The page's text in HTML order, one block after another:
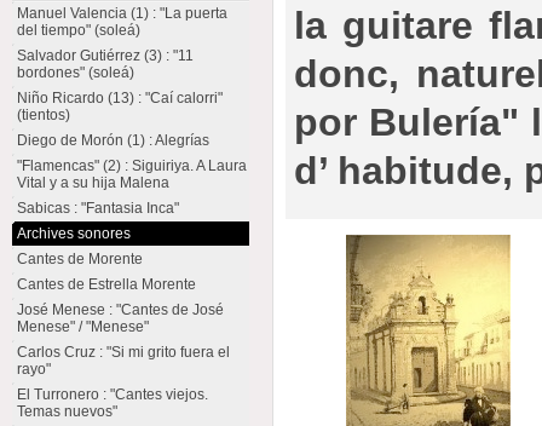
la guitare
donc,
por Bulería"
d’ habitude,
Manuel Valencia (1) : "La puerta
del tiempo" (soleá)
Salvador Gutiérrez (3) : "11
bordones" (soleá)
Niño Ricardo (13) : "Caí calorri"
(tientos)
Diego de Morón (1) : Alegrías
"Flamencas" (2) : Siguiriya. A Laura
Vital y a su hija Malena
Sabicas : "Fantasia Inca"
Archives sonores
Cantes de Morente
Cantes de Estrella Morente
José Menese : "Cantes de José
Menese" / "Menese"
Carlos Cruz : "Si mi grito fuera el
rayo"
El Turronero : "Cantes viejos.
Temas nuevos"